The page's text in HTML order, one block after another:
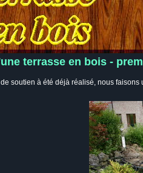
terrasse en bois -
soutien à été déjà réalisé, nous